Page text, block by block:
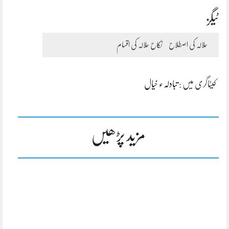
ٹیگز
حلالہ کی اصطلاح نکاح حلالہ کی اقسام
کیٹاگری میں :تبادلہء خیال
مزید پڑھیں